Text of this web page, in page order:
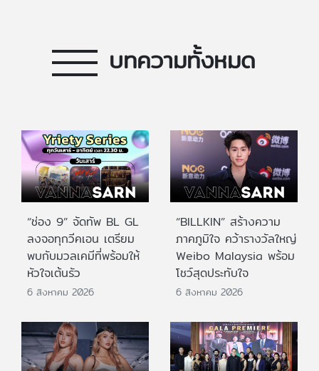
บทความทั้งหมด
“ช่อง 9” จัดทัพ BL GL
ลงจอทุกวีคเอน เตรียม
พบกับมวลเคมีที่พร้อมให้
หัวใจเต้นรัว
6 สิงหาคม 2026
“BILLKIN” สร้างความ
ภาคภูมิใจ คว้ารางวัลใหญ่
Weibo Malaysia พร้อม
โชว์สุดประทับใจ
6 สิงหาคม 2026